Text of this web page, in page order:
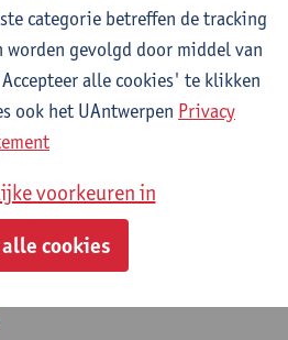
- twee clusters te kiezen uit
verplicht te volgen - 12 studiepunten
Ive Marx
categorie betreffen de tracking
gevolgd door middel van
alle cookies' te klikken
ook het UAntwerpen Privacy
voorkeuren in
cookies